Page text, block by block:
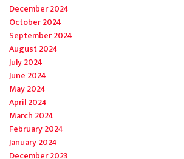
December 2024
October 2024
September 2024
August 2024
July 2024
June 2024
May 2024
April 2024
March 2024
February 2024
January 2024
December 2023